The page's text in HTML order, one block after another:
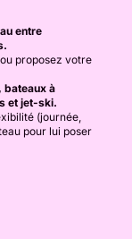
entre
proposez votre
bateaux à
et jet-ski.
(journée,
pour lui poser